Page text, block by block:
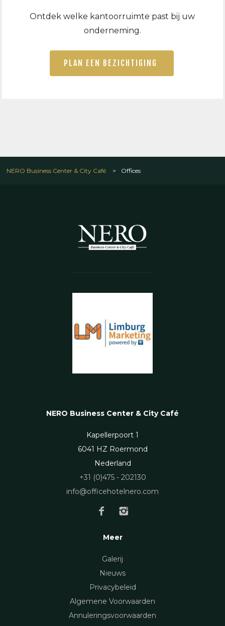
Ontdek welke kantoorruimte past bij uw
onderneming.
PLAN EEN BEZICHTIGING
NERO Business Center & City Café > Offices
NERO Business Center & City Café
Kapellerpoort 1
6041 HZ Roermond
Nederland
+31 (0)475 - 202130
info@officehotelnero.com
Meer
Galerij
Nieuws
Privacybeleid
Algemene Voorwaarden
Annuleringsvoorwaarden